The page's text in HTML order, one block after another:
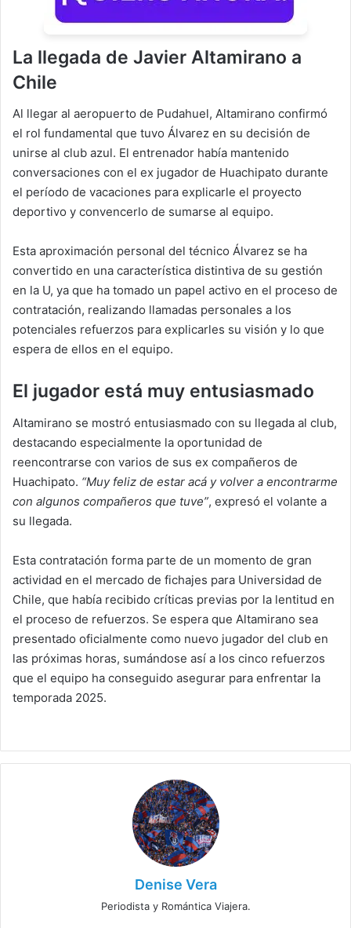
La llegada de Javier Altamirano a
Chile
Al llegar al aeropuerto de Pudahuel, Altamirano confirmó
el rol fundamental que tuvo Álvarez en su decisión de
unirse al club azul. El entrenador había mantenido
conversaciones con el ex jugador de Huachipato durante
el período de vacaciones para explicarle el proyecto
deportivo y convencerlo de sumarse al equipo.
Esta aproximación personal del técnico Álvarez se ha
convertido en una característica distintiva de su gestión
en la U, ya que ha tomado un papel activo en el proceso de
contratación, realizando llamadas personales a los
potenciales refuerzos para explicarles su visión y lo que
espera de ellos en el equipo.
El jugador está muy entusiasmado
Altamirano se mostró entusiasmado con su llegada al club,
destacando especialmente la oportunidad de
reencontrarse con varios de sus ex compañeros de
Huachipato. “Muy feliz de estar acá y volver a encontrarme
con algunos compañeros que tuve”, expresó el volante a
su llegada.
Esta contratación forma parte de un momento de gran
actividad en el mercado de fichajes para Universidad de
Chile, que había recibido críticas previas por la lentitud en
el proceso de refuerzos. Se espera que Altamirano sea
presentado oficialmente como nuevo jugador del club en
las próximas horas, sumándose así a los cinco refuerzos
que el equipo ha conseguido asegurar para enfrentar la
temporada 2025.
Denise Vera
Periodista y Romántica Viajera.